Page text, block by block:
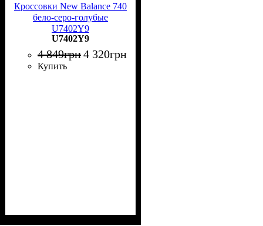
Кроссовки New Balance 740
бело-серо-голубые
U7402Y9
U7402Y9
4 849грн4 320грн
Купить